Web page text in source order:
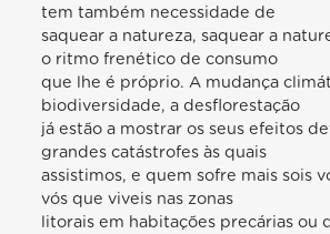
tem também necessidade de
saquear a natureza, saquear a
o ritmo frenético de consumo
que lhe é próprio. A mudança
biodiversidade, a desflorestação
já estão a mostrar os seus efeitos
grandes catástrofes às quais
assistimos, e quem sofre mais sois
vós que viveis nas zonas
litorais em habitações precárias ou